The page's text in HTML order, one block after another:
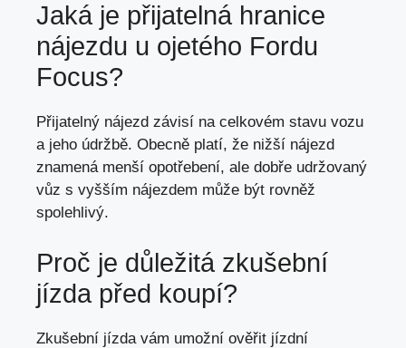
Jaká je přijatelná hranice
nájezdu u ojetého Fordu
Focus?
Přijatelný nájezd závisí na celkovém stavu vozu
a jeho údržbě. Obecně platí, že nižší nájezd
znamená menší opotřebení, ale dobře udržovaný
vůz s vyšším nájezdem může být rovněž
spolehlivý.
Proč je důležitá zkušební
jízda před koupí?
Zkušební jízda vám umožní ověřit jízdní